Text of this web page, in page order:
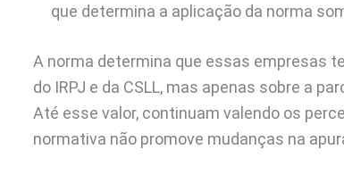
que determina a aplicação da norma
A norma determina que essas empresas
do IRPJ e da CSLL, mas apenas sobre a
Até esse valor, continuam valendo os
normativa não promove mudanças na